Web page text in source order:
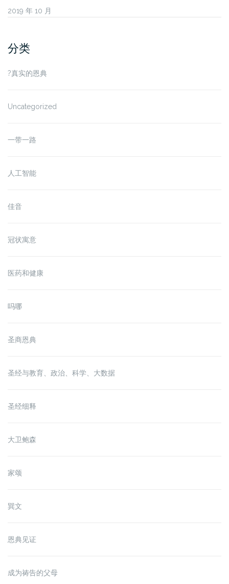
2019 年 10 月
分类
?真实的恩典
Uncategorized
一带一路
人工智能
佳音
冠状寓意
医药和健康
吗哪
圣商恩典
圣经与教育、政治、科学、大数据
圣经细释
大卫鲍森
家颂
巽文
恩典见证
成为祷告的父母